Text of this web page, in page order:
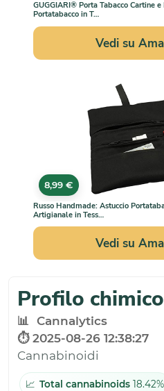
GUGGIARI® Porta Tabacco Cartine
Portatabacco in T…
Vedi su
8,99 €
Russo Handmade: Astuccio
Artigianale in Tess…
Vedi su
Profilo
📊 Cannalytics
⏱️ 2025-08-26 12:38:27
Cannabinoidi
📈 Total cannabinoids 18.42%